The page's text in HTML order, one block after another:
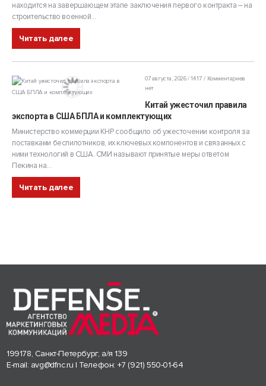
находится на завершающем этапе заключения первого контракта – на
строительство военной...
Читать далее
07 августа, 2026 / 14:17
Комментариев
нет
Китай ужесточил правила
экспорта в США БПЛА и комплектующих
Министерство коммерции КНР сообщило об ужесточении контроля за
поставками беспилотников, их ключевых компонентов и связанных с
ними технологий в США. СМИ называют принятые меры ответом
Пекина на...
Читать далее
199178, Санкт-Петербург, а/я 139
E-mail: avg@dfnc.ru | Телефон: +7 (921) 550-01-64